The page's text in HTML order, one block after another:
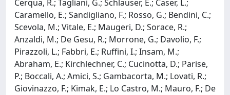
Cerqua, R.; Tagliani, G.; Schlauser, E.; Caser, L.;
Caramello, E.; Sandigliano, F.; Rosso, G.; Bendini, C.;
Scevola, M.; Vitale, E.; Maugeri, D.; Sorace, R.;
Anzaldi, M.; De Gesu, R.; Morrone, G.; Davolio, F.;
Pirazzoli, L.; Fabbri, E.; Ruffini, I.; Insam, M.;
Abraham, E.; Kirchlechner, C.; Cucinotta, D.; Parise,
P.; Boccali, A.; Amici, S.; Gambacorta, M.; Lovati, R.;
Giovinazzo, F.; Kimak, E.; Lo Castro, M.; Mauro, F.; De